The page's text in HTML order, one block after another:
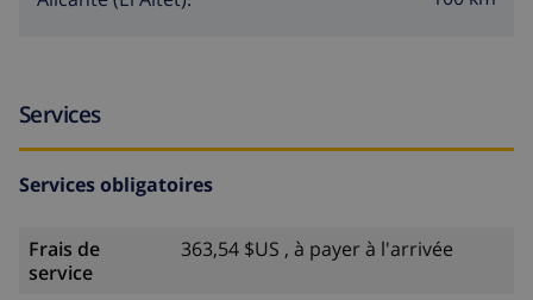
Services
Services obligatoires
Frais de
service
363,54 $US , à payer à l'arrivée